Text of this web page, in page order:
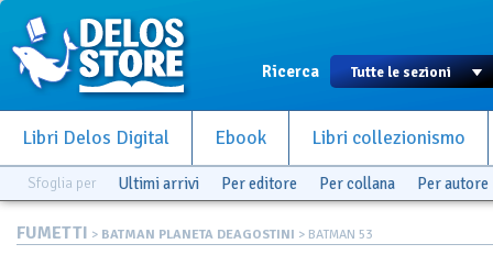
Ricerca
Libri Delos Digital Ebook Libri collezionismo
Sfoglia per Ultimi arrivi Per editore Per collana Per autore
FUMETTI > BATMAN PLANETA DEAGOSTINI > BATMAN 53